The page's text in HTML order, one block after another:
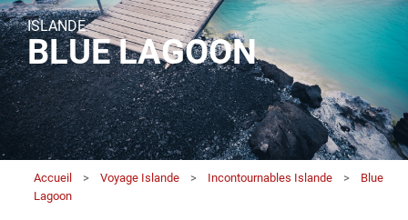
ISLANDE
BLUE LAGOON
Accueil > Voyage Islande > Incontournables Islande >
Blue
Lagoon